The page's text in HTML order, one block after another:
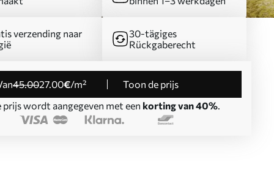
verzending naar
30-tägiges
Rückgaberecht
Van45.0027.00€/m²
Toon de prijs
prijs wordt aangegeven met een korting van 40%.